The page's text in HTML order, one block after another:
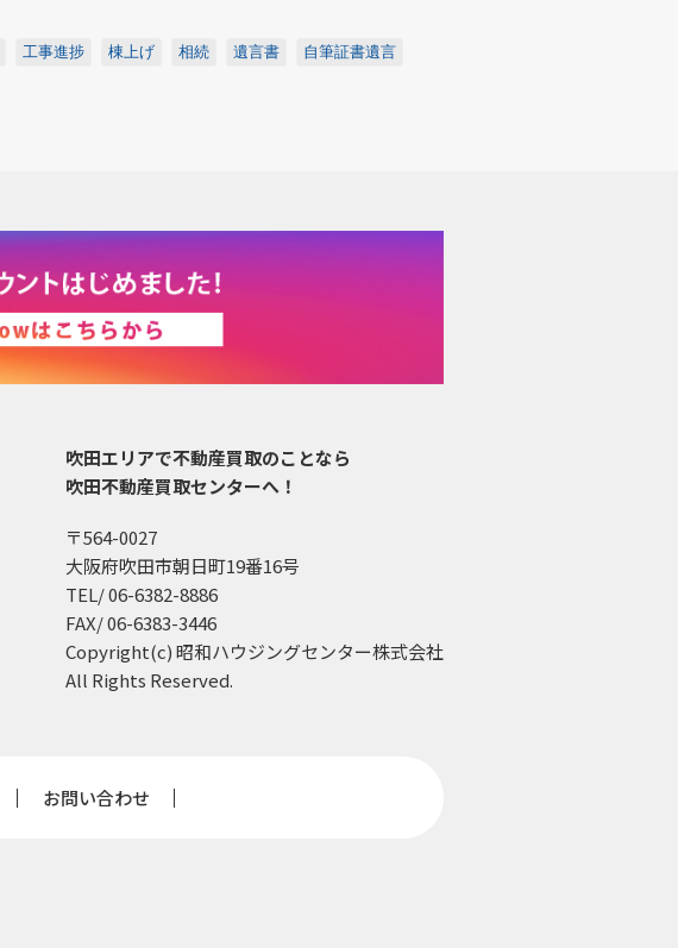
工事進捗 棟上げ 相続 遺言書 自筆証書遺言
吹田エリアで不動産買取のことなら
吹田不動産買取センターへ！
〒564-0027
大阪府吹田市朝日町19番16号
TEL/ 06-6382-8886
FAX/ 06-6383-3446
Copyright(c) 昭和ハウジングセンター株式会社
All Rights Reserved.
お問い合わせ